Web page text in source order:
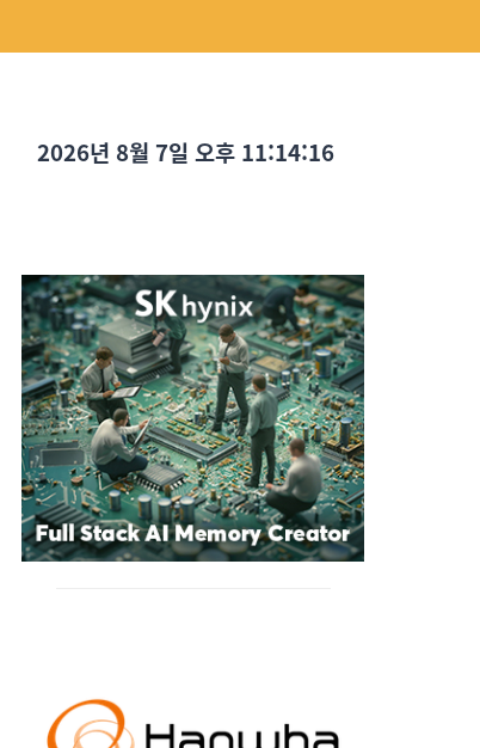
2026년 8월 7일 오후 11:14:18